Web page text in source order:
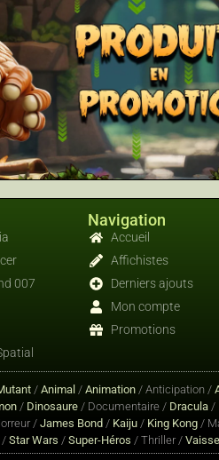
007
Navigation
Accueil
Affichistes
Derniers ajouts
Mon compte
Promotions
/ Animal / Animation / Anticipation /
/ Dinosaure / Documentaire / Dracula /
/ James Bond / Kaiju / King Kong /
/ Star Wars / Super-Héros / Thriller /